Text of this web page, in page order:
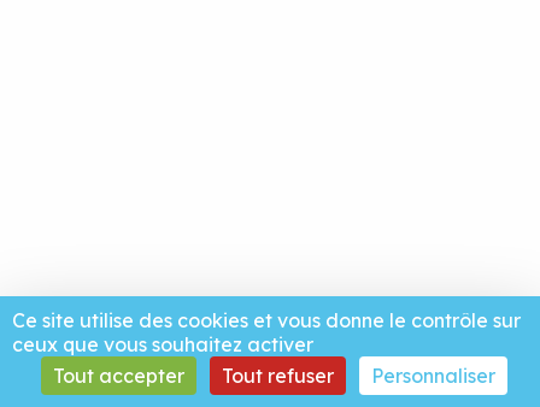
Ce site utilise des cookies et vous donne le contrôle sur
ceux que vous souhaitez activer
Tout accepter
Tout refuser Personnaliser